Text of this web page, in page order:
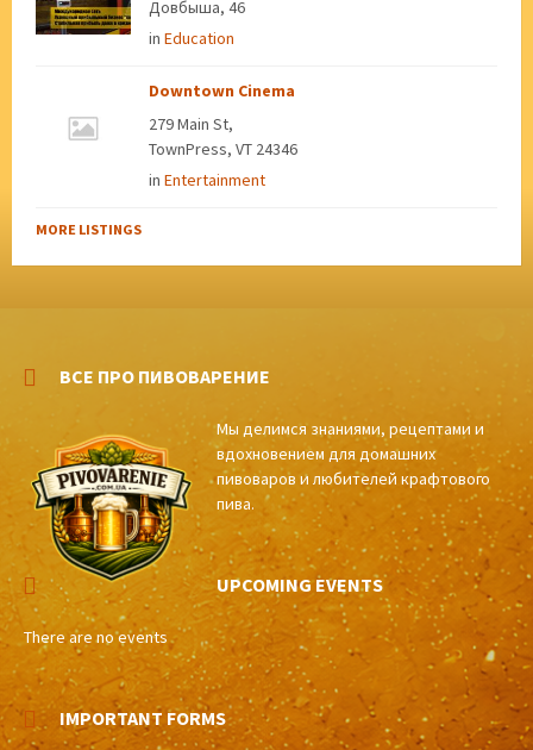
Довбыша, 46
in Education
Downtown Cinema
279 Main St,
TownPress, VT 24346
in Entertainment
MORE LISTINGS
ВСЕ ПРО ПИВОВАРЕНИЕ
Мы делимся знаниями, рецептами и
вдохновением для домашних
пивоваров и любителей крафтового
пива.
UPCOMING EVENTS
There are no events
IMPORTANT FORMS